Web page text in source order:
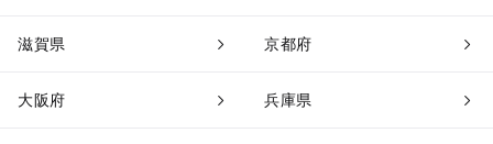
滋賀県 京都府
大阪府 兵庫県